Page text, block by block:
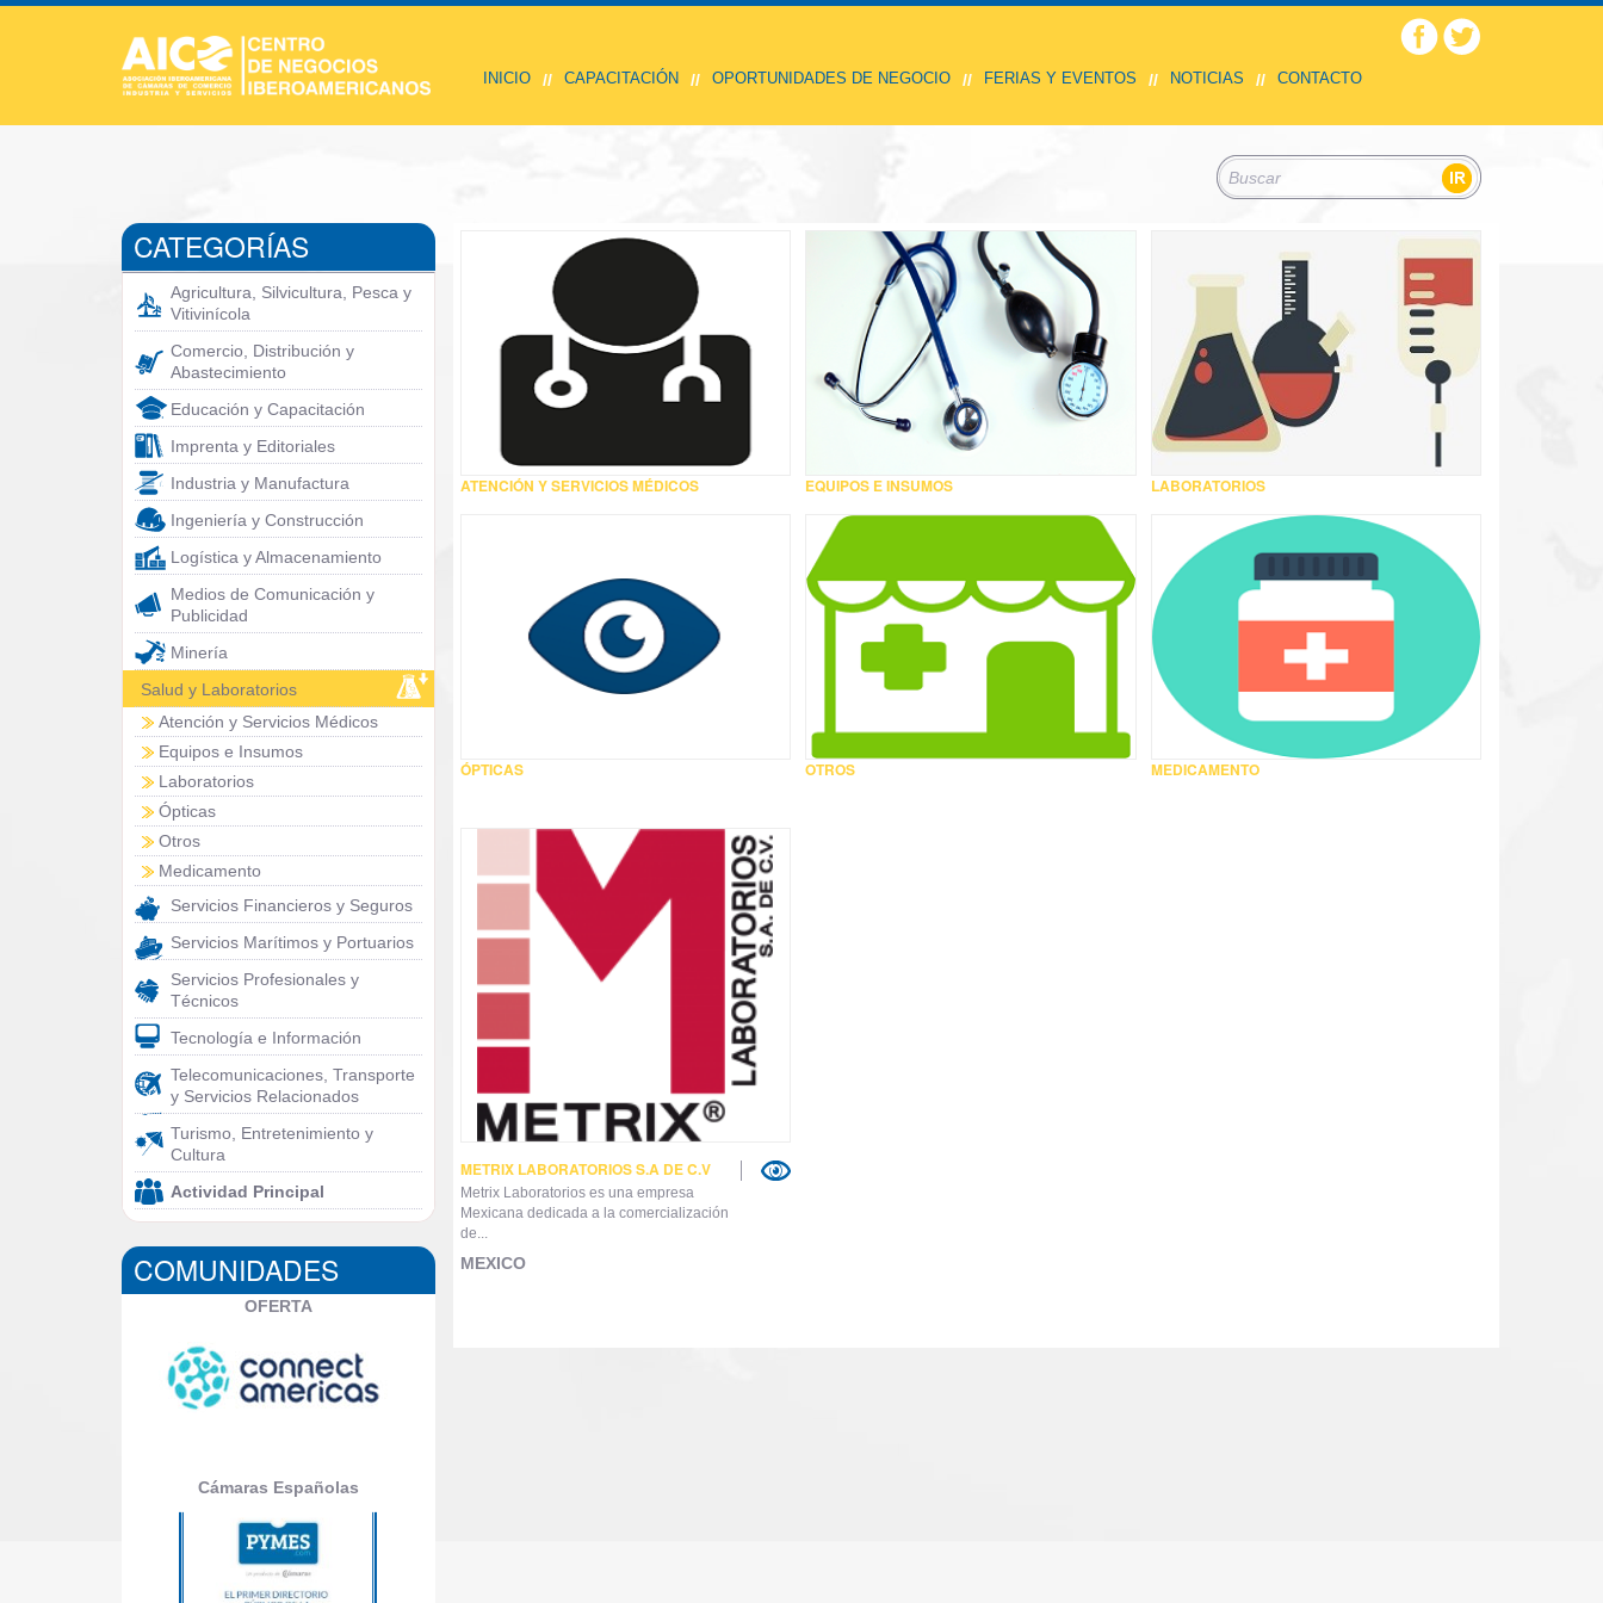
INICIO // CAPACITACIÓN // OPORTUNIDADES DE NEGOCIO // FERIAS Y EVENTOS // NOTICIAS // CONTACTO
CATEGORÍAS
Agricultura, Silvicultura, Pesca y
Vitivinícola
Comercio, Distribución y
Abastecimiento
Educación y Capacitación
Imprenta y Editoriales
Industria y Manufactura
Ingeniería y Construcción
Logística y Almacenamiento
Medios de Comunicación y
Publicidad
Minería
Salud y Laboratorios
Atención y Servicios Médicos
Equipos e Insumos
Laboratorios
Ópticas
Otros
Medicamento
Servicios Financieros y Seguros
Servicios Marítimos y Portuarios
Servicios Profesionales y
Técnicos
Tecnología e Información
Telecomunicaciones, Transporte
y Servicios Relacionados
Turismo, Entretenimiento y
Cultura
Actividad Principal
COMUNIDADES
OFERTA
Cámaras Españolas
ATENCIÓN Y SERVICIOS MÉDICOS EQUIPOS E INSUMOS LABORATORIOS
ÓPTICAS OTROS MEDICAMENTO
METRIX LABORATORIOS S.A DE C.V
Metrix Laboratorios es una empresa
Mexicana dedicada a la comercialización
de...
MEXICO